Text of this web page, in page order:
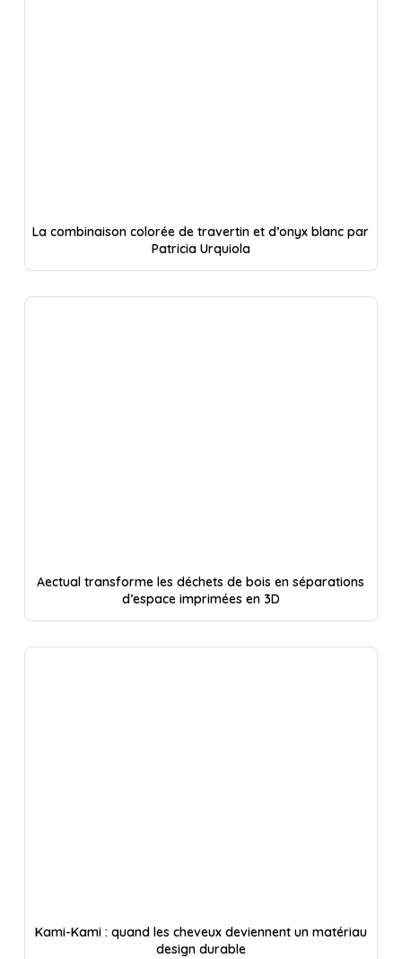
La combinaison colorée de travertin et d’onyx blanc par
Patricia Urquiola
Aectual transforme les déchets de bois en séparations
d’espace imprimées en 3D
Kami-Kami : quand les cheveux deviennent un matériau
design durable